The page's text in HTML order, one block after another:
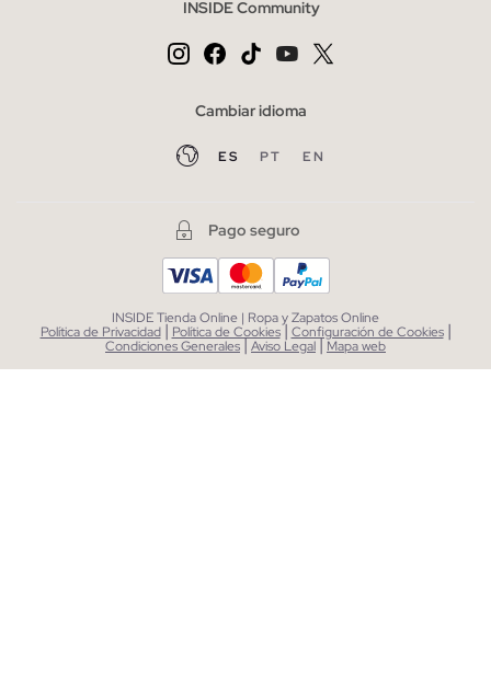
INSIDE Community
Cambiar idioma
ES PT EN
Pago seguro
INSIDE Tienda Online | Ropa y Zapatos Online
Política de Privacidad | Política de Cookies| Configuración de Cookies |
Condiciones Generales|Aviso Legal| Mapa web